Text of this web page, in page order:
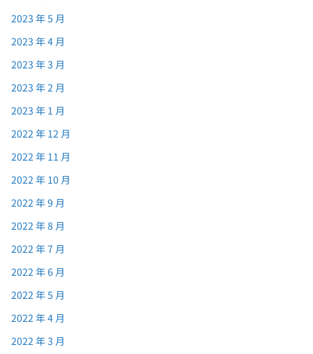
2023 年 5 月
2023 年 4 月
2023 年 3 月
2023 年 2 月
2023 年 1 月
2022 年 12 月
2022 年 11 月
2022 年 10 月
2022 年 9 月
2022 年 8 月
2022 年 7 月
2022 年 6 月
2022 年 5 月
2022 年 4 月
2022 年 3 月